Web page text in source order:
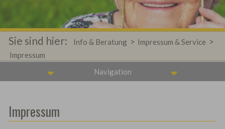
Sie sind hier: Info & Beratung > Impressum & Service >
Impressum
Navigation
Impressum